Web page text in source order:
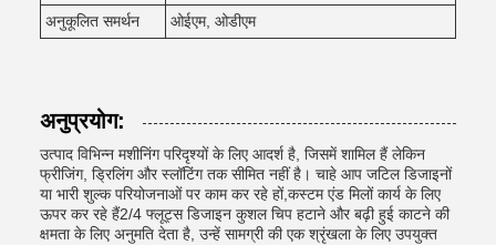
अनुकूलित समर्थन
ओईएम, ओडीएम
अनुप्रयोग:
उत्पाद विभिन्न मशीनिंग परिदृश्यों के लिए आदर्श है, जिसमें शामिल हैं लेकिन
फ्रीजिंग, ड्रिलिंग और स्लॉटिंग तक सीमित नहीं है। चाहे आप जटिल डिजाइनों
या भारी शुल्क परियोजनाओं पर काम कर रहे हों,कस्टम एंड मिलों कार्य के लिए
ऊपर कर रहे हैं2/4 फ्लूट्स डिजाइन कुशल चिप हटाने और बढ़ी हुई काटने की
क्षमता के लिए अनुमति देता है, उन्हें सामग्री की एक श्रृंखला के लिए उपयुक्त